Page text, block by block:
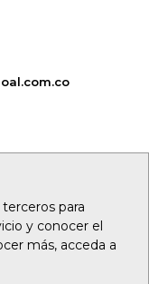
para
y conocer el
más, acceda a